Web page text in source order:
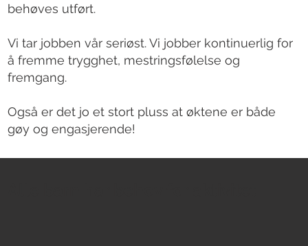
behøves utført.
Vi tar jobben vår seriøst. Vi jobber kontinuerlig for
å fremme trygghet, mestringsfølelse og
fremgang.
Også er det jo et stort pluss at øktene er både
gøy og engasjerende!